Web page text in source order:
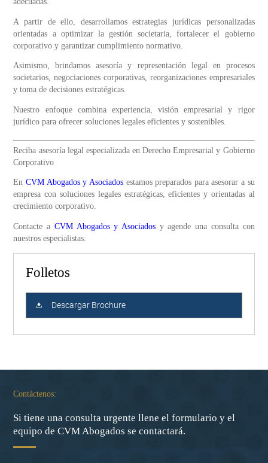
Folletos
Descargar Brochure
A partir de ello, desarrollamos estrategias jurídicas personalizadas
orientadas a optimizar la gestión societaria, fortalecer el gobierno
corporativo y garantizar cumplimiento normativo.
Asimismo, brindamos asesoría y representación legal en procesos
societarios, negociaciones corporativas, reorganizaciones empresariales
y toma de decisiones estratégicas.
Nuestro enfoque combina experiencia, visión empresarial y rigor
jurídico para ofrecer soluciones legales eficientes y sostenibles.
Reciba asesoría legal especializada en Derecho Empresarial y Gobierno
Corporativo
EnCVM Abogados y Asociadosestamos preparados para asesorar a su
empresa con soluciones legales estratégicas, eficientes y orientadas al
crecimiento corporativo.
Contacte a CVM Abogados y Asociados y agende una consulta con
nuestros especialistas.
Contáctenos:
Si tiene una consulta urgente llene el formulario y el
equipo de CVM Abogados se contactará.